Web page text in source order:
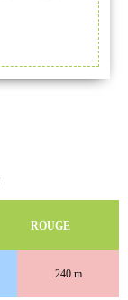
ROUGE
240 m